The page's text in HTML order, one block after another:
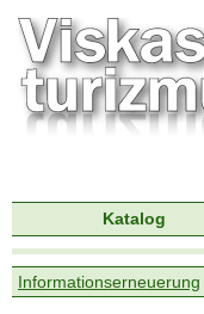
Katalog
Informationserneuerung